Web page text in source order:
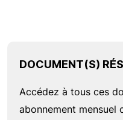
DOCUMENT(S)
Accédez à tous ces
abonnement mensuel